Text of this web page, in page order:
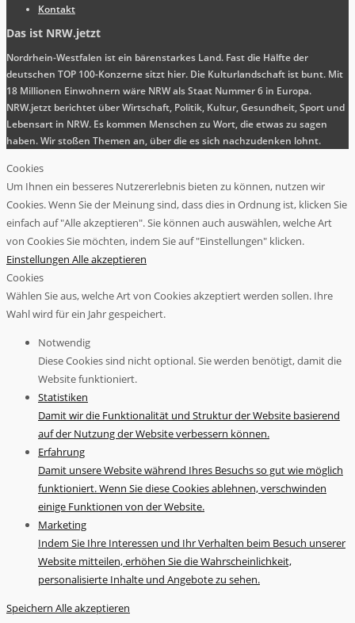
Kontakt
Das ist NRW.jetzt
Nordrhein-Westfalen ist ein bärenstarkes Land. Fast die Hälfte der
deutschen TOP 100-Konzerne sitzt hier. Die Kulturlandschaft ist bunt. Mit
18 Millionen Einwohnern wäre NRW als Staat Nummer 6 in Europa.
NRW.jetzt berichtet über Wirtschaft, Politik, Kultur, Gesundheit, Sport und
Lebensart in NRW. Es kommen Menschen zu Wort, die etwas zu sagen
haben. Wir stoßen Themen an, über die es sich nachzudenken lohnt.
Cookies
Um Ihnen ein besseres Nutzererlebnis bieten zu können, nutzen wir
Cookies. Wenn Sie der Meinung sind, dass dies in Ordnung ist, klicken Sie
einfach auf "Alle akzeptieren". Sie können auch auswählen, welche Art
von Cookies Sie möchten, indem Sie auf "Einstellungen" klicken.
Einstellungen Alle akzeptieren
Cookies
Wählen Sie aus, welche Art von Cookies akzeptiert werden sollen. Ihre
Wahl wird für ein Jahr gespeichert.
Notwendig
Diese Cookies sind nicht optional. Sie werden benötigt, damit die
Website funktioniert.
Statistiken
Damit wir die Funktionalität und Struktur der Website basierend
auf der Nutzung der Website verbessern können.
Erfahrung
Damit unsere Website während Ihres Besuchs so gut wie möglich
funktioniert. Wenn Sie diese Cookies ablehnen, verschwinden
einige Funktionen von der Website.
Marketing
Indem Sie Ihre Interessen und Ihr Verhalten beim Besuch unserer
Website mitteilen, erhöhen Sie die Wahrscheinlichkeit,
personalisierte Inhalte und Angebote zu sehen.
Speichern Alle akzeptieren